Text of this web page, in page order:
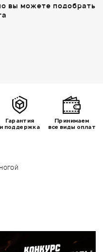
вы можете подобрать
Гарантия
и поддержка
Принимаем
все виды оплат